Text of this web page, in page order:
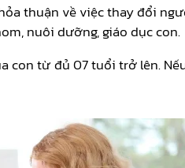
thuận về việc thay đổi
nuôi dưỡng, giáo dục con.
từ đủ 07 tuổi trở lên.